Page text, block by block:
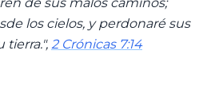
los cielos, y perdonaré sus
tierra.", 2 Crónicas 7:14